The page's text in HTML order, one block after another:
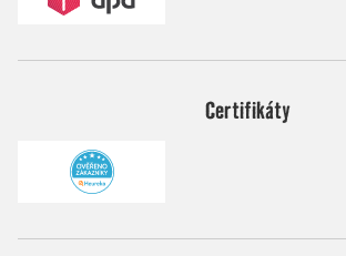
Certifikáty